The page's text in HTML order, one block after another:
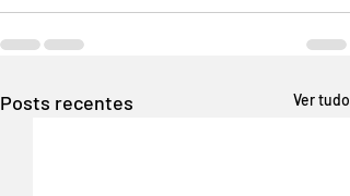
Posts recentes Ver tudo